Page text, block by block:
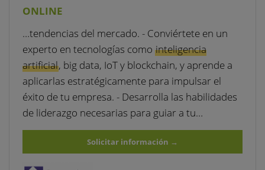
ONLINE
…tendencias del mercado. - Conviértete en un
experto en tecnologías como inteligencia
artificial, big data, IoT y blockchain, y aprende a
aplicarlas estratégicamente para impulsar el
éxito de tu empresa. - Desarrolla las habilidades
de liderazgo necesarias para guiar a tu…
Solicitar información →